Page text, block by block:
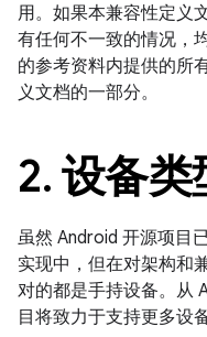
用。如果本兼容性定义
有任何不一致的情况，
的参考资料内提供的所
义文档的一部分。
2. 设备类
虽然 Android 开源项目
实现中，但在对架构和
对的都是手持设备。从
目将致力于支持更多设